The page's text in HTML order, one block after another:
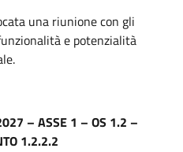
una riunione con gli
e potenzialità
– ASSE 1 – OS 1.2 –
1.2.2.2